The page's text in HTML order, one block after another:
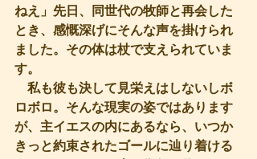
ねえ」先日、同世代の牧師と再会した
とき、感慨深げにそんな声を掛けられ
ました。その体は杖で支えられていま
す。
私も彼も決して見栄えはしないしボ
ロボロ。そんな現実の姿ではあります
が、主イエスの内にあるなら、いつか
きっと約束されたゴールに辿り着ける